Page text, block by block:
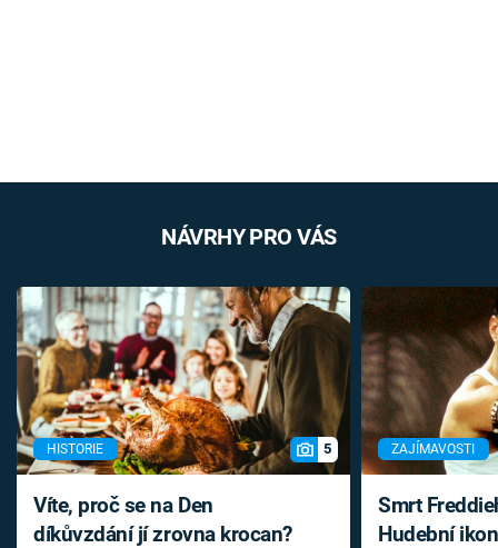
NÁVRHY PRO VÁS
HISTORIE 5
Víte, proč se na Den
díkůvzdání jí zrovna krocan?
ZAJÍMAVOSTI
Smrt
Hudební